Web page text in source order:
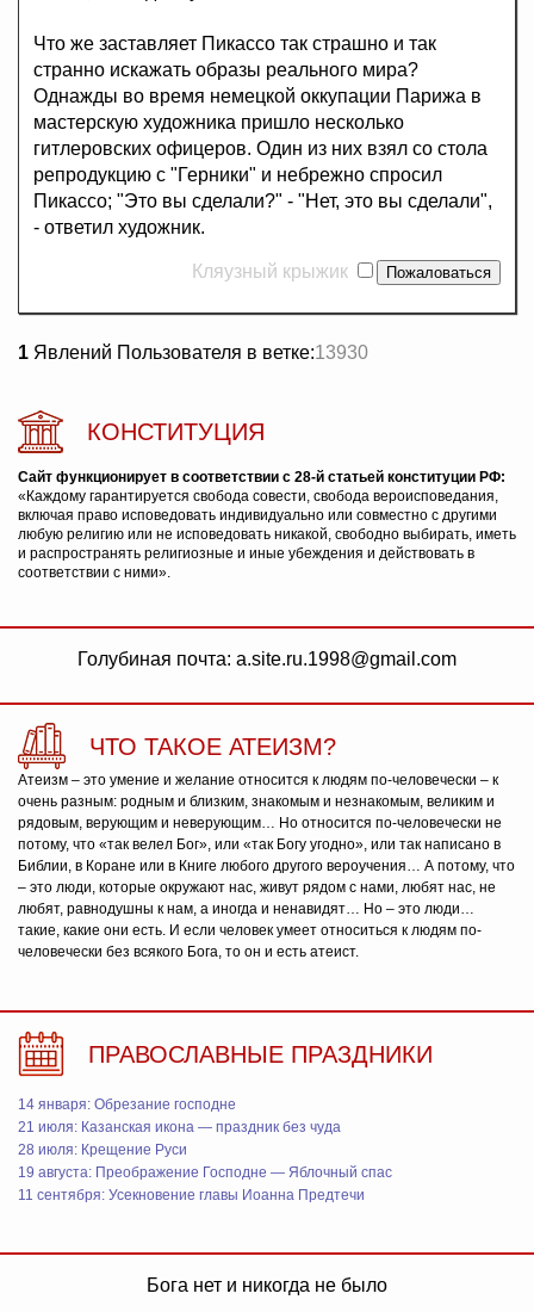
Что же заставляет Пикассо так страшно и так
странно искажать образы реального мира?
Однажды во время немецкой оккупации Парижа в
мастерскую художника пришло несколько
гитлеровских офицеров. Один из них взял со стола
репродукцию с "Герники" и небрежно спросил
Пикассо; "Это вы сделали?" - "Нет, это вы сделали",
- ответил художник.
Кляузный крыжик
1 Явлений Пользователя в ветке:13930
КОНСТИТУЦИЯ
Сайт функционирует в соответствии с 28-й статьей конституции РФ:
«Каждому гарантируется свобода совести, свобода вероисповедания,
включая право исповедовать индивидуально или совместно с другими
любую религию или не исповедовать никакой, свободно выбирать, иметь
и распространять религиозные и иные убеждения и действовать в
соответствии с ними».
Голубиная почта: a.site.ru.1998@gmail.com
ЧТО ТАКОЕ АТЕИЗМ?
Атеизм – это умение и желание относится к людям по-человечески – к
очень разным: родным и близким, знакомым и незнакомым, великим и
рядовым, верующим и неверующим… Но относится по-человечески не
потому, что «так велел Бог», или «так Богу угодно», или так написано в
Библии, в Коране или в Книге любого другого вероучения… А потому, что
– это люди, которые окружают нас, живут рядом с нами, любят нас, не
любят, равнодушны к нам, а иногда и ненавидят… Но – это люди…
такие, какие они есть. И если человек умеет относиться к людям по-
человечески без всякого Бога, то он и есть атеист.
ПРАВОСЛАВНЫЕ ПРАЗДНИКИ
14 января: Обрезание господне
21 июля: Казанская икона — праздник без чуда
28 июля: Крещение Руси
19 августа: Преображение Господне — Яблочный спас
11 сентября: Усекновение главы Иоанна Предтечи
Бога нет и никогда не было